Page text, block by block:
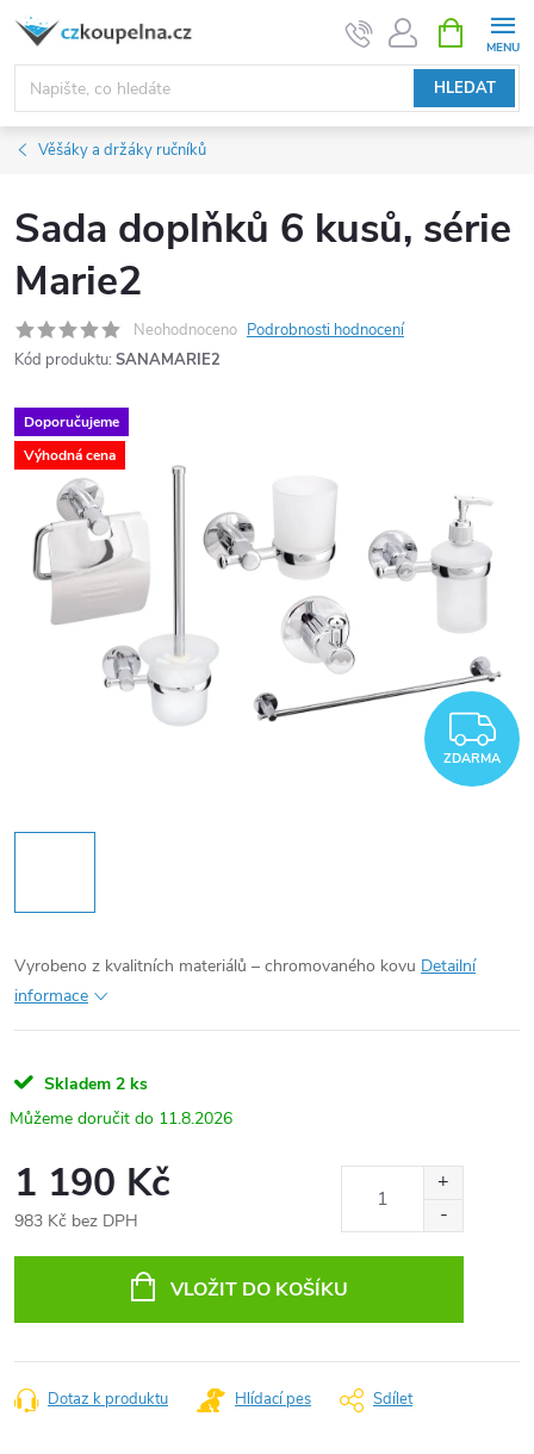
Přejít
obsah
HLEDAT
NÁKUPNÍ
KOŠÍK
Věšáky a držáky ručníků
Sada doplňků 6 kusů, série
Marie2
Neohodnoceno Podrobnosti hodnocení
Kód produktu: SANAMARIE2
Doporučujeme
Výhodná cena
ZDARMA
Vyrobeno z kvalitních materiálů – chromovaného kovu Detailní
informace
Skladem 2 ks
11.8.2026
1 190 Kč
983 Kč bez DPH
VLOŽIT DO KOŠÍKU
Dotaz k produktu Hlídací pes Sdílet